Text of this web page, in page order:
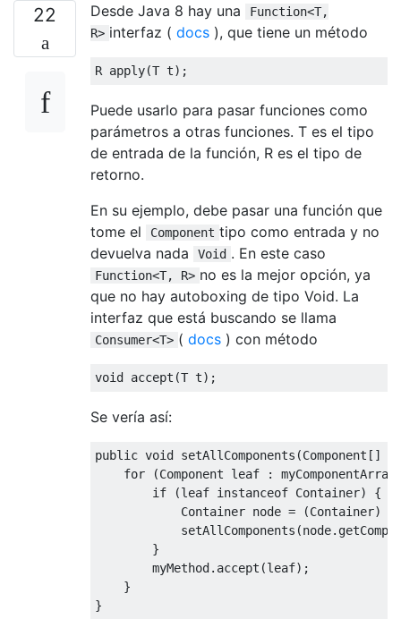
22 Desde Java 8 hay una
Function<T,
R> interfaz ( docs ), que tiene un método
R apply(T t);
Puede usarlo para pasar funciones como
parámetros a otras funciones. T es el tipo
de entrada de la función, R es el tipo de
retorno.
En su ejemplo, debe pasar una función que
tome el
Component tipo como entrada y no
devuelva nada
Void . En este caso
Function<T, R> no es la mejor opción, ya
que no hay autoboxing de tipo Void. La
interfaz que está buscando se llama
Consumer<T> ( docs ) con método
void accept (T t);
Se vería así:
public void setAllComponents (Component []
for
(Component leaf : myComponentArray
if
(leaf instanceof Container)
{
Container node = (Container)
            setAllComponents
(node.
}
        myMethod
. accept (leaf);
}
}